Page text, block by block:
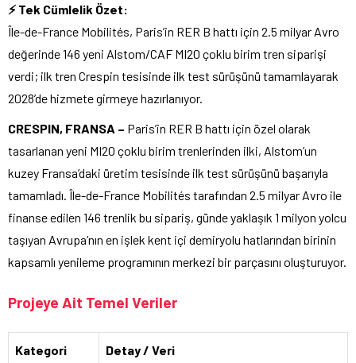
⚡ Tek Cümlelik Özet:
Île-de-France Mobilités, Paris’in RER B hattı için 2.5 milyar Avro
değerinde 146 yeni Alstom/CAF MI20 çoklu birim tren siparişi
verdi; ilk tren Crespin tesisinde ilk test sürüşünü tamamlayarak
2028’de hizmete girmeye hazırlanıyor.
CRESPIN, FRANSA – Paris’in RER B hattı için özel olarak
tasarlanan yeni MI20 çoklu birim trenlerinden ilki, Alstom’un
kuzey Fransa’daki üretim tesisinde ilk test sürüşünü başarıyla
tamamladı. Île-de-France Mobilités tarafından 2.5 milyar Avro ile
finanse edilen 146 trenlik bu sipariş, günde yaklaşık 1 milyon yolcu
taşıyan Avrupa’nın en işlek kent içi demiryolu hatlarından birinin
kapsamlı yenileme programının merkezi bir parçasını oluşturuyor.
Projeye Ait Temel Veriler
Kategori Detay / Veri